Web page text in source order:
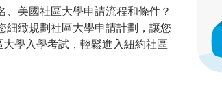
美國社區大學申請流程和條件？
細緻規劃社區大學申請計劃，讓您
學入學考試，輕鬆進入紐約社區